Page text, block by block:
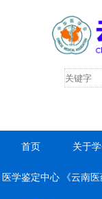
首页 关于
医学鉴定中心 《云南